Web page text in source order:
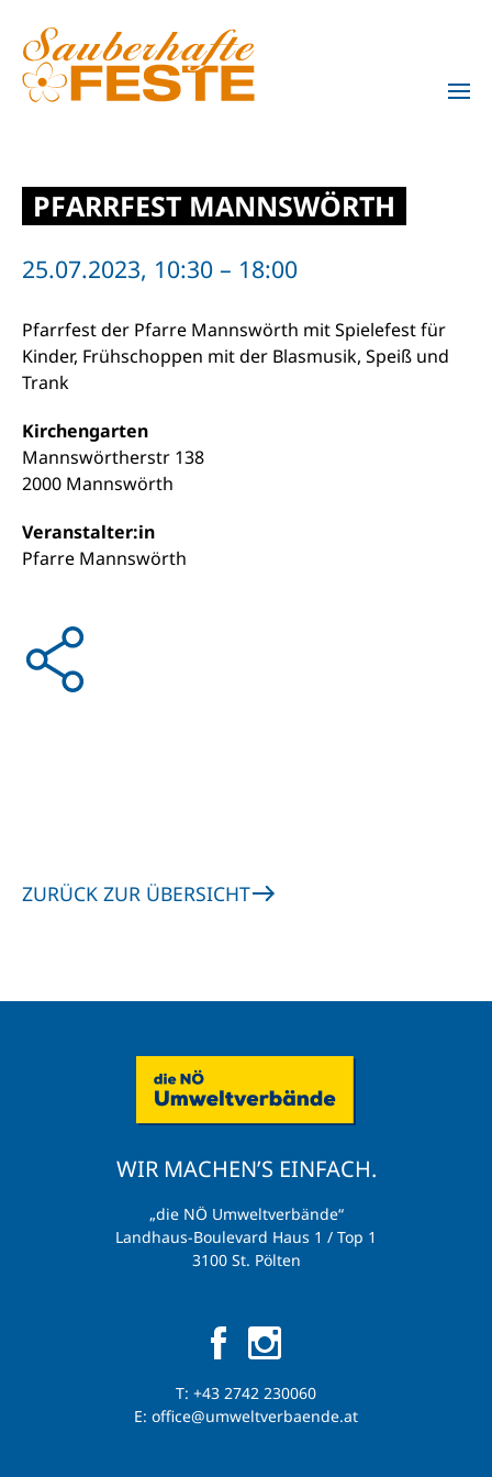
Zum Hauptinhalt springen
PFARRFEST MANNSWÖRTH
25.07.2023, 10:30 – 18:00
Pfarrfest der Pfarre Mannswörth mit Spielefest für
Kinder, Frühschoppen mit der Blasmusik, Speiß und
Trank
Kirchengarten
Mannswörtherstr 138
2000 Mannswörth
Veranstalter:in
Pfarre Mannswörth
ZURÜCK ZUR ÜBERSICHT
WIR MACHEN’S EINFACH.
„die NÖ Umweltverbände“
Landhaus-Boulevard Haus 1 / Top 1
3100 St. Pölten
T: +43 2742 230060
E: office@umweltverbaende.at